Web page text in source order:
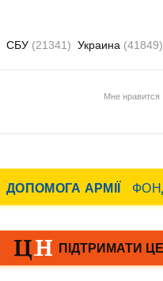
СБУ (21341) Украина (41849)
Мне нравится